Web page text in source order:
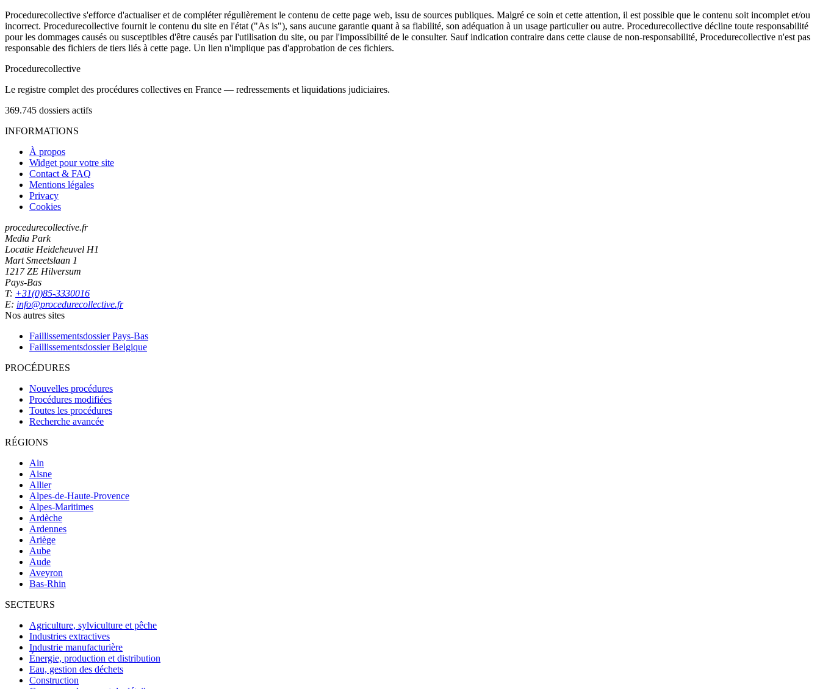
Procedurecollective s'efforce d'actualiser et de compléter régulièrement le contenu de cette page web, issu de sources publiques. Malgré ce soin et cette attention, il est possible que le contenu soit incomplet et/ou
incorrect. Procedurecollective fournit le contenu du site en l'état ("As is"), sans aucune garantie quant à sa fiabilité, son adéquation à un usage particulier ou autre. Procedurecollective décline toute responsabilité
pour les dommages causés ou susceptibles d'être causés par l'utilisation du site, ou par l'impossibilité de le consulter. Sauf indication contraire dans cette clause de non-responsabilité, Procedurecollective n'est pas
responsable des fichiers de tiers liés à cette page. Un lien n'implique pas d'approbation de ces fichiers.
Procedurecollective
Le registre complet des procédures collectives en France — redressements et liquidations judiciaires.
369.745 dossiers actifs
INFORMATIONS
À propos
Widget pour votre site
Contact & FAQ
Mentions légales
Privacy
Cookies
procedurecollective.fr
Media Park
Locatie Heideheuvel H1
Mart Smeetslaan 1
1217 ZE Hilversum
Pays-Bas
T: +31(0)85-3330016
E: info@procedurecollective.fr
Nos autres sites
Faillissementsdossier Pays-Bas
Faillissementsdossier Belgique
PROCÉDURES
Nouvelles procédures
Procédures modifiées
Toutes les procédures
Recherche avancée
RÉGIONS
Ain
Aisne
Allier
Alpes-de-Haute-Provence
Alpes-Maritimes
Ardèche
Ardennes
Ariège
Aube
Aude
Aveyron
Bas-Rhin
SECTEURS
Agriculture, sylviculture et pêche
Industries extractives
Industrie manufacturière
Énergie, production et distribution
Eau, gestion des déchets
Construction